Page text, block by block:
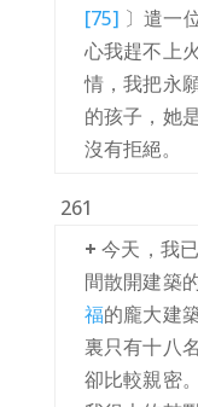
[75] 〕遣一
心我趕不上
情，我把永
的孩子，她
沒有拒絕。
261
+ 今天，我
間散開建築
福的龐大建
裏只有十八
卻比較親密